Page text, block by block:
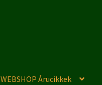
WEBSHOP Árucikkek